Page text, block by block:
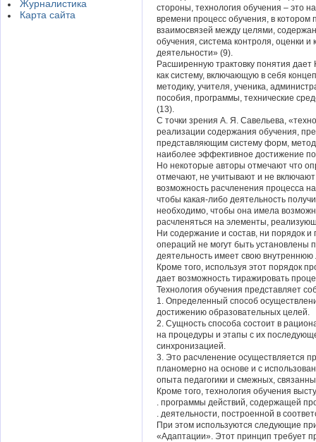
Журналистика
Карта сайта
стороны, технология обучения – это
времени процесс обучения, в котором
взаимосвязей между целями,
обучения, система контроля, оценки и
деятельности» (9).
Расширенную трактовку понятия
как систему, включающую в себя
методику, учителя, ученика,
пособия, программы, технические
(13).
С точки зрения А. Я. Савельева,
реализации содержания обучения,
представляющим систему форм,
наиболее эффективное достижение
Но некоторые авторы отмечают что
отмечают, не учитывают и не
возможность расчленения процесса
чтобы какая-либо деятельность
необходимо, чтобы она имела
расчленяться на элементы,
Ни содержание и состав, ни порядок и
операций не могут быть установлены
деятельность имеет свою внутреннюю
Кроме того, используя этот порядок
дает возможность тиражировать
Технология обучения представляет
1. Определенный способ
достижению образовательных целей.
2. Сущность способа состоит в
на процедуры и этапы с их
синхронизацией.
3. Это расчленение осуществляется
планомерно на основе и с
опыта педагогики и смежных,
Кроме того, технология обучения
. программы действий, содержащей
. деятельности, построенной в
При этом используются следующие
«Адаптации». Этот принцип требует